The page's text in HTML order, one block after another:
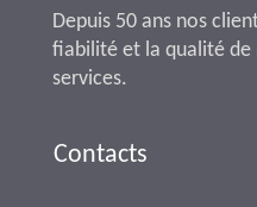
Depuis 50 ans nos
fiabilité et la qualité de
services.
Contacts